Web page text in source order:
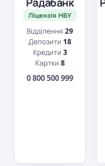
Ліцензія НБУ
Відділення29
Депозити 18
Кредити 3
Картки 8
0 800 500 999